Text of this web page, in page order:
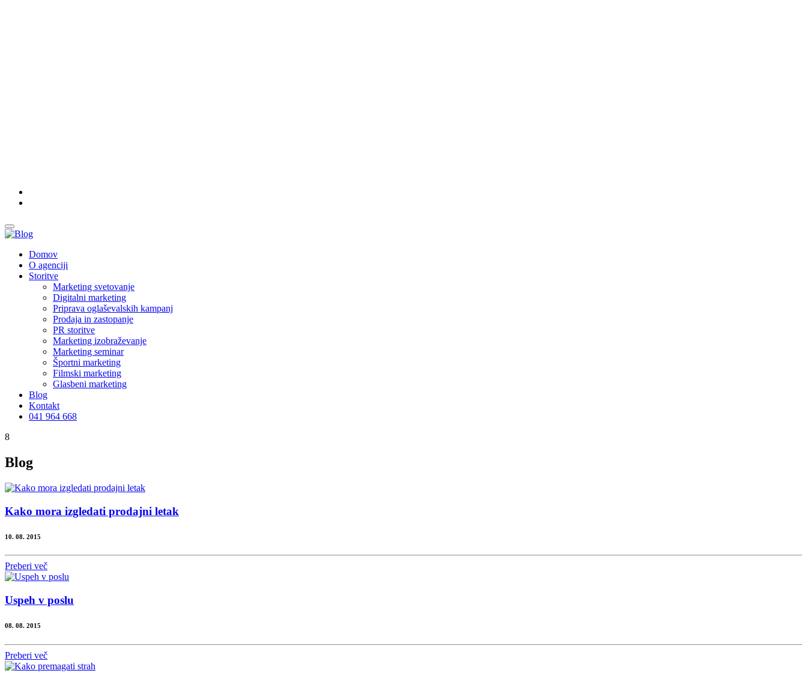
Domov
O agenciji
Storitve
Marketing svetovanje
Digitalni marketing
Priprava oglaševalskih kampanj
Prodaja in zastopanje
PR storitve
Marketing izobraževanje
Marketing seminar
Športni marketing
Filmski marketing
Glasbeni marketing
Blog
Kontakt
041 964 668
8
Blog
Kako mora izgledati prodajni letak
10. 08. 2015
Preberi več
Uspeh v poslu
08. 08. 2015
Preberi več